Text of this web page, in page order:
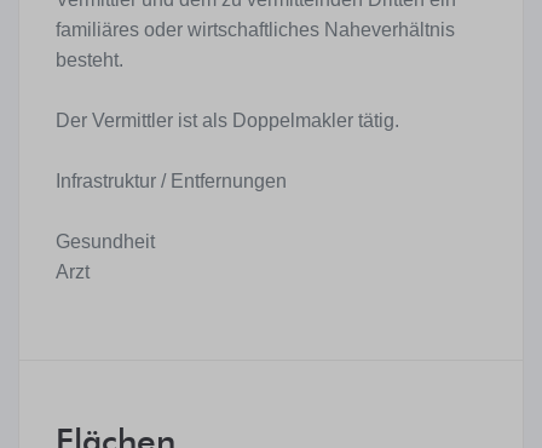
familiäres oder wirtschaftliches Naheverhältnis
besteht.
Der Vermittler ist als Doppelmakler tätig.
Infrastruktur / Entfernungen
Gesundheit
Arzt